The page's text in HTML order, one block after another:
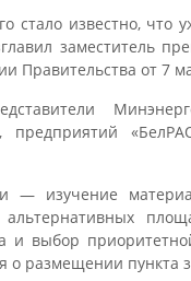
стало известно, что
заместитель
Правительства от 7
— изучение
выбор
размещении пункта